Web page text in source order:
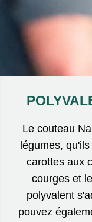
Le couteau
légumes,
carottes aux
courges et
polyvalent
pouvez